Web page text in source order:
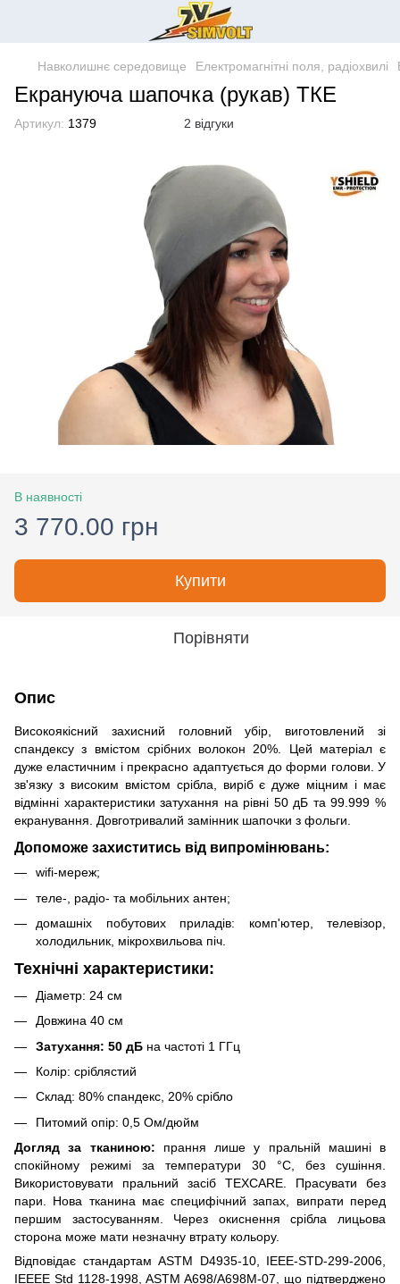
Навколишнє середовище Електромагнітні поля, радіохвилі
Екрануюча шапочка (рукав) ТКЕ
Артикул: 1379 2 відгуки
В наявності
3 770.00 грн
Купити
Порівняти
Опис
Високоякісний захисний головний убір, виготовлений зі
спандексу з вмістом срібних волокон 20%. Цей матеріал є
дуже еластичним і прекрасно адаптується до форми голови. У
зв'язку з високим вмістом срібла, виріб є дуже міцним і має
відмінні характеристики затухання на рівні 50 дБ та 99.999 %
екранування. Довготривалий замінник шапочки з фольги.
Допоможе захиститись від випромінювань:
wifi-мереж;
теле-, радіо- та мобільних антен;
домашніх побутових приладів: комп'ютер, телевізор,
холодильник, мікрохвильова піч.
Технічні характеристики:
Діаметр: 24 см
Довжина 40 см
Затухання: 50 дБ на частоті 1 ГГц
Колір: сріблястий
Склад: 80% спандекс, 20% срібло
Питомий опір: 0,5 Ом/дюйм
Догляд за тканиною: прання лише у пральній машині в
спокійному режимі за температури 30 °С, без сушіння.
Використовувати пральний засіб TEXCARE. Прасувати без
пари. Нова тканина має специфічний запах, випрати перед
першим застосуванням. Через окиснення срібла лицьова
сторона може мати незначну втрату кольору.
Відповідає стандартам ASTM D4935-10, IEEE-STD-299-2006,
IEEEE Std 1128-1998, ASTM A698/A698M-07, що підтверджено